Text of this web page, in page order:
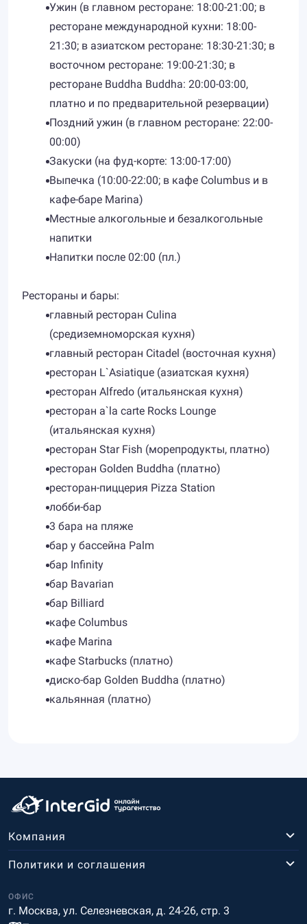
Ужин (в главном ресторане: 18:00-21:00; в
ресторане международной кухни: 18:00-
21:30; в азиатском ресторане: 18:30-21:30; в
восточном ресторане: 19:00-21:30; в
ресторане Buddha Buddha: 20:00-03:00,
платно и по предварительной резервации)
Поздний ужин (в главном ресторане: 22:00-
00:00)
Закуски (на фуд-корте: 13:00-17:00)
Выпечка (10:00-22:00; в кафе Columbus и в
кафе-баре Marina)
Местные алкогольные и безалкогольные
напитки
Напитки после 02:00 (пл.)
Рестораны и бары:
главный ресторан Culina
(средиземноморская кухня)
главный ресторан Citadel (восточная кухня)
ресторан L`Asiatique (азиатская кухня)
ресторан Alfredo (итальянская кухня)
ресторан a`la carte Rocks Lounge
(итальянская кухня)
ресторан Star Fish (морепродукты, платно)
ресторан Golden Buddha (платно)
ресторан-пиццерия Pizza Station
лобби-бар
3 бара на пляже
бар у бассейна Palm
бар Infinity
бар Bavarian
бар Billiard
кафе Columbus
кафе Marina
кафе Starbucks (платно)
диско-бар Golden Buddha (платно)
кальянная (платно)
Компания
ОФИС
г. Москва, ул. Селезневская, д. 24-26, стр. 3
Политики и соглашения